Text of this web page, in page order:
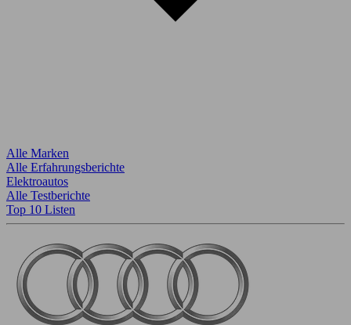
Alle Marken
Alle Erfahrungsberichte
Elektroautos
Alle Testberichte
Top 10 Listen